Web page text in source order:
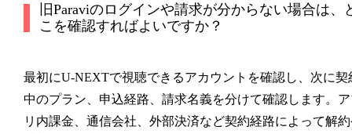
旧Paraviのログインや請求が分からない場合は、
こを確認すればよいですか？
最初にU-NEXTで視聴できるアカウントを確認し、次に契
中のプラン、申込経路、請求名義を分けて確認します。
リ内課金、通信会社、外部決済など契約経路によって解